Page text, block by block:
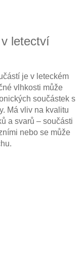
letectví
je v leteckém
vlhkosti může
součástek s
Má vliv na kvalitu
a svarů – součásti
nebo se může